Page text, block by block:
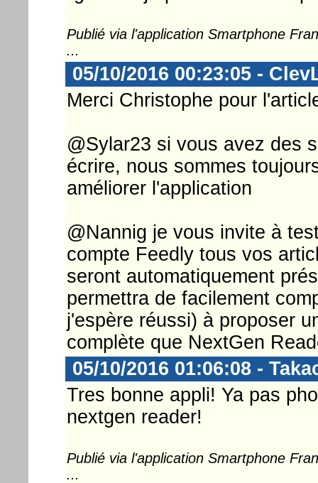
Publié via l'application Smartphone
...
05/10/2016 00:23:05 -
Merci Christophe pour
@Sylar23 si vous avez des
écrire, nous sommes
améliorer l'application
@Nannig je vous invite à
compte Feedly tous vos
seront automatiquement
permettra de facilement
j'espère réussi) à proposer
complète que NextGen
05/10/2016 01:06:08 -
Tres bonne appli! Ya pas
nextgen reader!
Publié via l'application Smartphone
...